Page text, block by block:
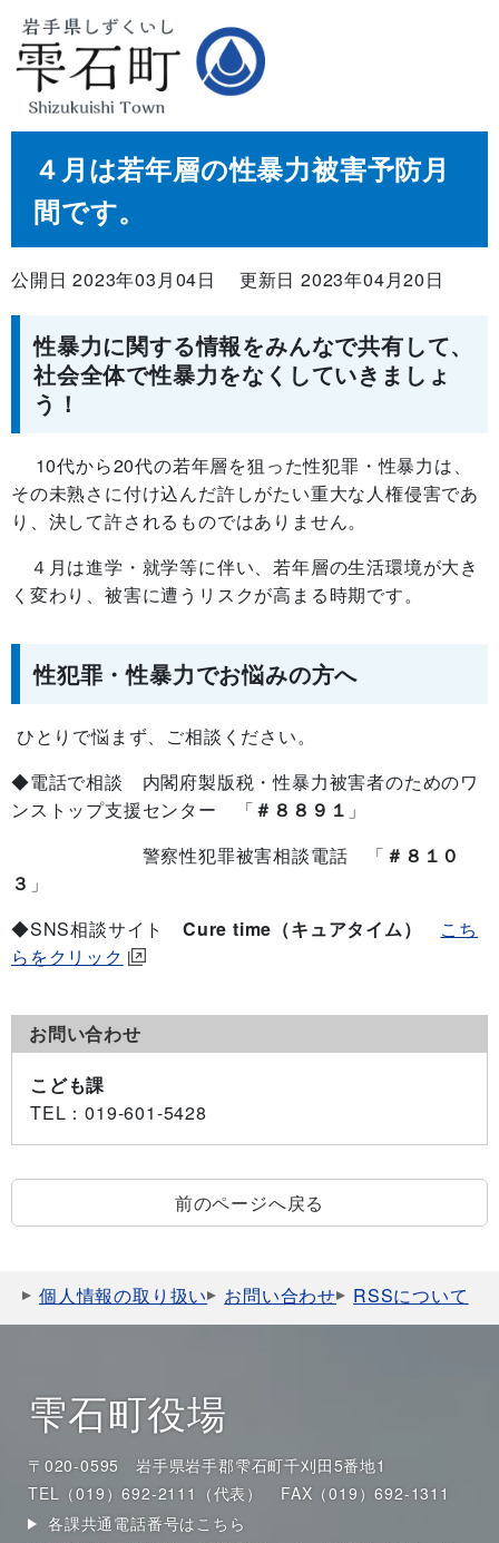
４月は若年層の性暴力被害予防月
間です。
公開日 2023年03月04日 更新日 2023年04月20日
性暴力に関する情報をみんなで共有して、
社会全体で性暴力をなくしていきましょ
う！
10代から20代の若年層を狙った性犯罪・性暴力は、
その未熟さに付け込んだ許しがたい重大な人権侵害であ
り、決して許されるものではありません。
４月は進学・就学等に伴い、若年層の生活環境が大き
く変わり、被害に遭うリスクが高まる時期です。
性犯罪・性暴力でお悩みの方へ
ひとりで悩まず、ご相談ください。
◆電話で相談 内閣府製版税・性暴力被害者のためのワ
ンストップ支援センター 「＃８８９１ 」
警察性犯罪被害相談電話 「 ＃８１０
３ 」
◆SNS相談サイトCure time（キュアタイム）
こち
らをクリック
お問い合わせ
こども課
TEL ：019-601-5428
前のページへ戻る
個人情報の取り扱い お問い合わせ RSSについて
雫石町役場
〒020-0595 岩手県岩手郡雫石町千刈田5番地1
TEL（019）692-2111（代表）
FAX（019）692-1311
各課共通電話番号はこちら